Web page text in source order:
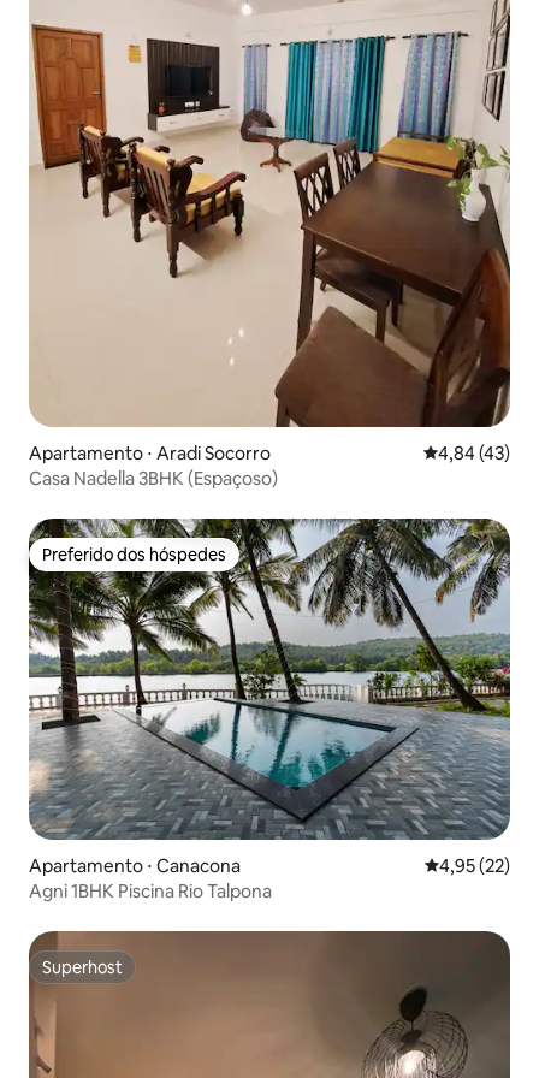
Apartamento ⋅ Aradi Socorro 4,84 de uma
4,84 (43)
Casa Nadella 3BHK (Espaçoso)
Preferido dos hóspedes
Preferido dos hóspedes
Apartamento ⋅ Canacona 4,95 de uma
4,95 (22)
Agni 1BHK Piscina Rio Talpona
Superhost
Superhost